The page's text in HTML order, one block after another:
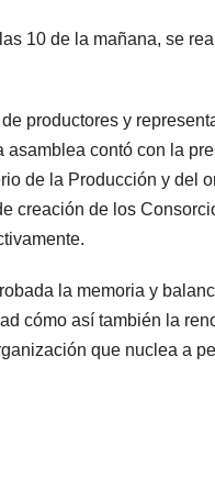
10 de la mañana, se
productores y
asamblea contó con la
de la Producción y del
creación de los
la memoria y
cómo así también la
que nuclea a